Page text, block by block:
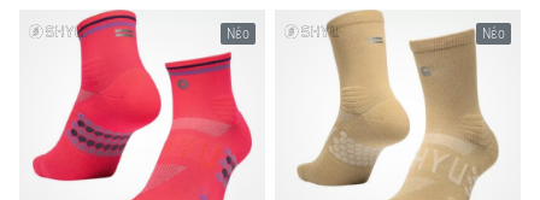
γόνατο
(runner's
knee),
γνωστό
και
Νέο Νέο